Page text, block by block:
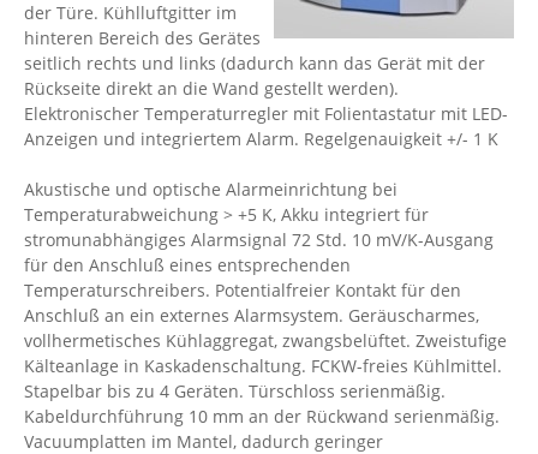
der Türe. Kühlluftgitter im
hinteren Bereich des Gerätes
seitlich rechts und links (dadurch kann das Gerät mit der
Rückseite direkt an die Wand gestellt werden).
Elektronischer Temperaturregler mit Folientastatur mit LED-
Anzeigen und integriertem Alarm. Regelgenauigkeit +/- 1 K
Akustische und optische Alarmeinrichtung bei
Temperaturabweichung > +5 K, Akku integriert für
stromunabhängiges Alarmsignal 72 Std. 10 mV/K-Ausgang
für den Anschluß eines entsprechenden
Temperaturschreibers. Potentialfreier Kontakt für den
Anschluß an ein externes Alarmsystem. Geräuscharmes,
vollhermetisches Kühlaggregat, zwangsbelüftet. Zweistufige
Kälteanlage in Kaskadenschaltung. FCKW-freies Kühlmittel.
Stapelbar bis zu 4 Geräten. Türschloss serienmäßig.
Kabeldurchführung 10 mm an der Rückwand serienmäßig.
Vacuumplatten im Mantel, dadurch geringer